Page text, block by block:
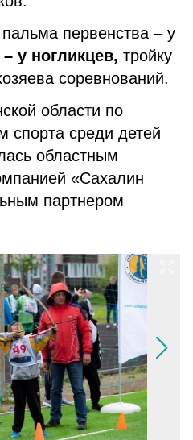
первенства – у
у ногликцев, тройку
соревнований.
области по
спорта среди детей
областным
«Сахалин
партнером